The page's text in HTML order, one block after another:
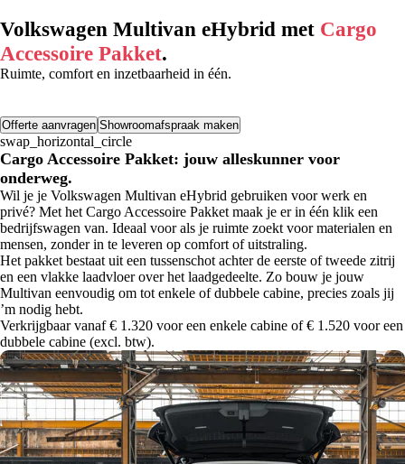
Volkswagen Multivan eHybrid met Cargo
Accessoire Pakket.
Ruimte, comfort en inzetbaarheid in één.
Offerte aanvragen Showroomafspraak maken
swap_horizontal_circle
Cargo Accessoire Pakket: jouw alleskunner voor
onderweg.
Wil je je Volkswagen Multivan eHybrid gebruiken voor werk en
privé? Met het Cargo Accessoire Pakket maak je er in één klik een
bedrijfswagen van. Ideaal voor als je ruimte zoekt voor materialen en
mensen, zonder in te leveren op comfort of uitstraling.
Het pakket bestaat uit een tussenschot achter de eerste of tweede zitrij
en een vlakke laadvloer over het laadgedeelte. Zo bouw je jouw
Multivan eenvoudig om tot enkele of dubbele cabine, precies zoals jij
’m nodig hebt.
Verkrijgbaar vanaf € 1.320 voor een enkele cabine of € 1.520 voor een
dubbele cabine (excl. btw).